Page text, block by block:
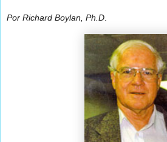
Por Richard Boylan, Ph.D